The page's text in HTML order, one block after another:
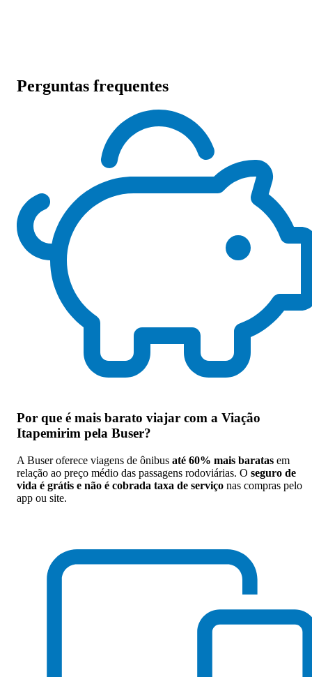
Perguntas frequentes
Por que é mais barato viajar com a Viação
Itapemirim pela Buser?
A Buser oferece viagens de ônibus até 60% mais baratas em
relação ao preço médio das passagens rodoviárias. O seguro de
vida é grátis e não é cobrada taxa de serviço nas compras pelo
app ou site.